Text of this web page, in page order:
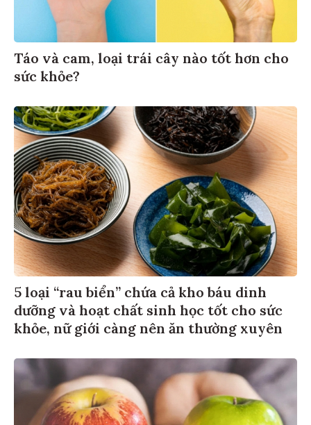
Táo và cam, loại trái cây nào tốt hơn cho
sức khỏe?
5 loại “rau biển” chứa cả kho báu dinh
dưỡng và hoạt chất sinh học tốt cho sức
khỏe, nữ giới càng nên ăn thường xuyên